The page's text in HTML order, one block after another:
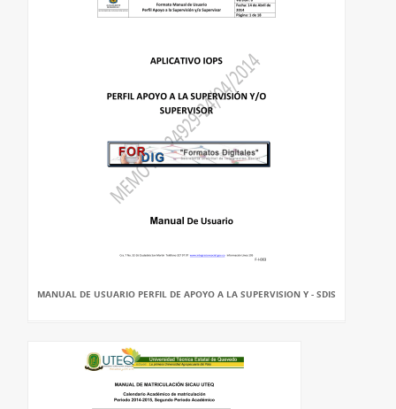
MANUAL DE USUARIO PERFIL DE APOYO A LA SUPERVISION Y - SDIS